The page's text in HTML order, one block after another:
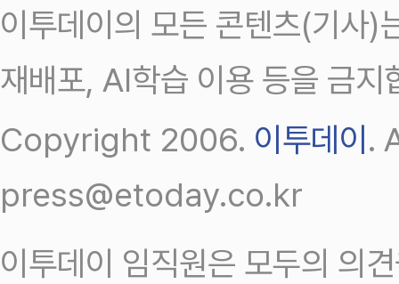
이투데이의 모든 콘텐츠(기사)
재배포, AI학습 이용 등을 금지
Copyright 2006. 이투데이.
press@etoday.co.kr
이투데이 임직원은 모두의 의